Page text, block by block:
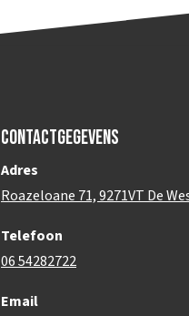
Contactgegevens
Adres
Roazeloane 71, 9271VT De
Telefoon
06 54282722
Email